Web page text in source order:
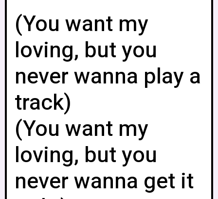
(You want my
loving, but you
never wanna play a
track)
(You want my
loving, but you
never wanna get it